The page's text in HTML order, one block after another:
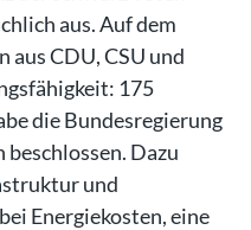
aus. Auf dem
CDU, CSU und
175
die Bundesregierung
Dazu
und
Energiekosten, eine